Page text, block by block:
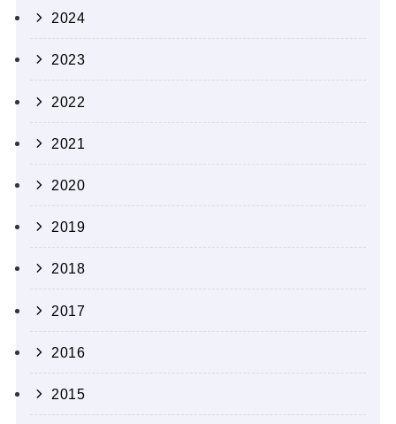
2024
2023
2022
2021
2020
2019
2018
2017
2016
2015